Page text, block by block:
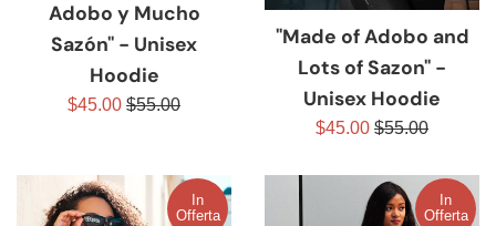
Adobo y Mucho
Sazón" - Unisex
Hoodie
Prezzo
$45.00 Prezzo
$55.00
"Made of Adobo and
Lots of Sazon" -
Unisex Hoodie
Prezzo
$45.00 Prezzo
listino
$55.00
In
Offerta
In
Offerta